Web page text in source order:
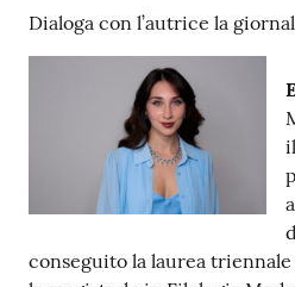
Chiedi al
bibliotecario
Dialoga con l’autrice la
conseguito la laurea